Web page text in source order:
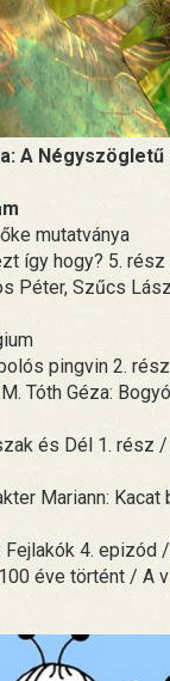
A Négyszögletű
mutatványa
így hogy? 5. rész
Péter, Szűcs
pingvin 2. rész
Tóth Géza:
és Dél 1. rész
Mariann:
4. epizód
éve történt / A